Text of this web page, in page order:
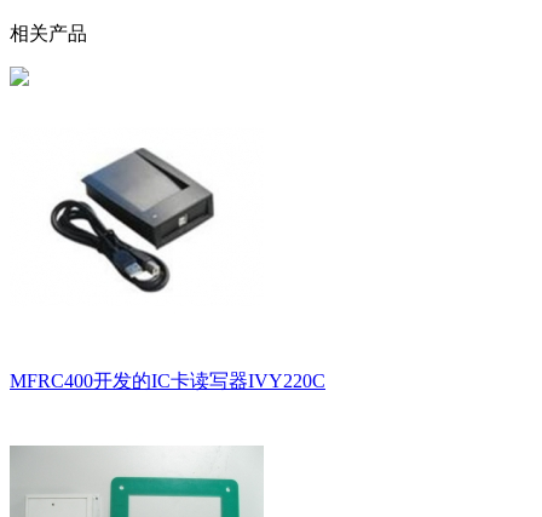
相关产品
MFRC400开发的IC卡读写器IVY220C